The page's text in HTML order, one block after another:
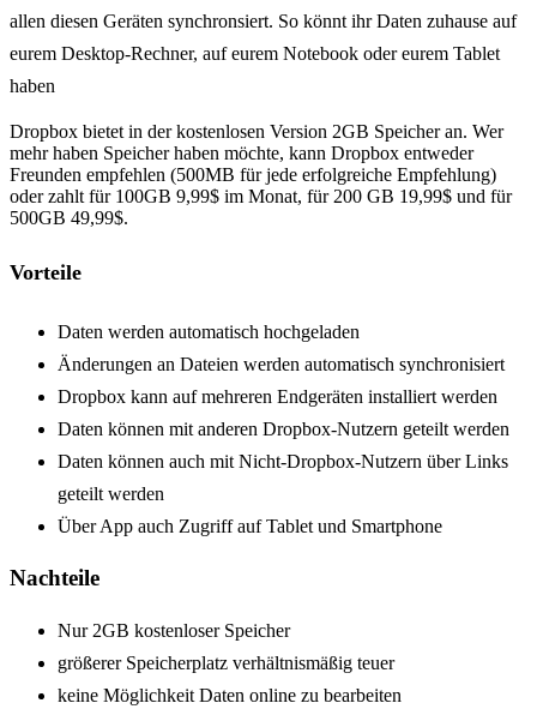
allen diesen Geräten synchronsiert. So könnt ihr Daten zuhause auf
eurem Desktop-Rechner, auf eurem Notebook oder eurem Tablet
haben
Dropbox bietet in der kostenlosen Version 2GB Speicher an. Wer
mehr haben Speicher haben möchte, kann Dropbox entweder
Freunden empfehlen (500MB für jede erfolgreiche Empfehlung)
oder zahlt für 100GB 9,99$ im Monat, für 200 GB 19,99$ und für
500GB 49,99$.
Vorteile
Daten werden automatisch hochgeladen
Änderungen an Dateien werden automatisch synchronisiert
Dropbox kann auf mehreren Endgeräten installiert werden
Daten können mit anderen Dropbox-Nutzern geteilt werden
Daten können auch mit Nicht-Dropbox-Nutzern über Links
geteilt werden
Über App auch Zugriff auf Tablet und Smartphone
Nachteile
Nur 2GB kostenloser Speicher
größerer Speicherplatz verhältnismäßig teuer
keine Möglichkeit Daten online zu bearbeiten